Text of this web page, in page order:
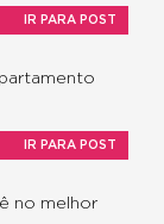
IR PARA POST
IR PARA POST
no melhor